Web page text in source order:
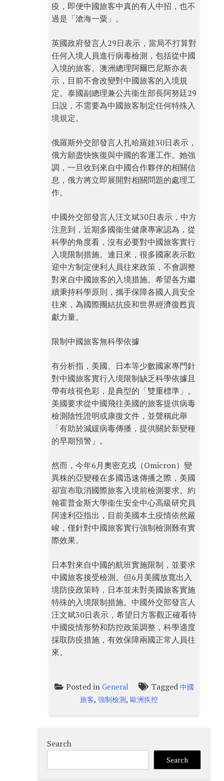
疫，即便中國旅客中真的有人中招，也不
過是「滄海一粟」。
英國政府發言人29日表示，當局不打算對
任何入境人員進行病毒檢測，包括從中國
入境的旅客。澳洲總理阿爾巴尼斯亦表
示，目前不會改變對中國旅客的入境規
定。泰國副總理兼公共衞生部長阿努廷29
日說，不需要為中國旅客制定任何特殊入
境規定。
俄羅斯外交部發言人扎哈羅娃30日表示，
俄方願盡快恢復與中國的客運工作。她強
調，一旦收到來自中國合作夥伴的相關信
息，俄方將立即展開對相關問題的處理工
作。
中國外交部發言人汪文斌30日表示，中方
注意到，近期多國衞生健康專家認為，從
科學的角度看，沒有必要對中國旅客實行
入境限制措施。連日來，很多國家表示歡
迎中方制定便利人員往來政策，不會調整
對來自中國旅客的入境措施。希望各方繼
續秉持科學原則，攜手保障各國人員安全
往來，為國際團結抗疫和世界經濟復甦貢
獻力量。
限制中國旅客無科學依據
有分析指，美國、日本等少數國家專門針
對中國旅客實行入境限制缺乏科學依據且
帶有歧視色彩，是典型的「雙重標準」。
美國要求從中國飛往美國的旅客提供病毒
檢測陰性證明或康復文件，並聲稱此舉
「有助於減緩病毒傳播，提供關於新變種
的早期預警」。
然而，今年6月奧密克戎（Omicron）變
異株的亞變種在多國迅速傳播之際，美國
卻宣布取消國際旅客入境前檢測要求。約
翰霍普金斯大學衞生安全中心高級研究員
阿達利亞指出，目前美國本土疫情依然嚴
峻，僅針對中國旅客實行強制檢測難有實
際效果。
日本對來自中國的航班實施限制，並要求
中國旅客接受檢測。但6月美國放寬出入
境防疫政策時，日本並未對美國旅客實施
特殊的入境限制措施。中國外交部發言人
汪文斌30日表示，希望日方客觀正確看待
中國疫情形勢和防控政策調整，科學適度
採取防疫措施，有效保障兩國正常人員往
來。
Posted in General Tagged 中國
旅客,強制檢測,歐洲疾控
Search
Search